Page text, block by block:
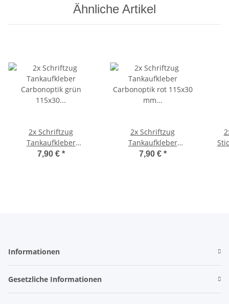
Ähnliche Artikel
2x Schriftzug
Tankaufkleber
Carbonoptik grün
7,90 € *
2x Schriftzug
Tankaufkleber
Carbonoptik rot 115x30
7,90 € *
2x
Informationen
Gesetzliche Informationen